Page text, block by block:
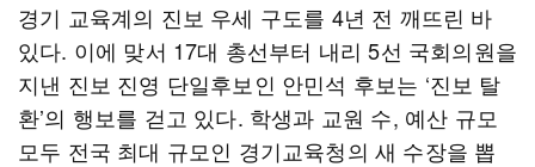
경기 교육계의 진보 우세 구도를 4년 전 깨뜨린 바
있다. 이에 맞서 17대 총선부터 내리 5선 국회의원을
지낸 진보 진영 단일후보인 안민석 후보는 ‘진보 탈
환’의 행보를 걷고 있다. 학생과 교원 수, 예산 규모
모두 전국 최대 규모인 경기교육청의 새 수장을 뽑